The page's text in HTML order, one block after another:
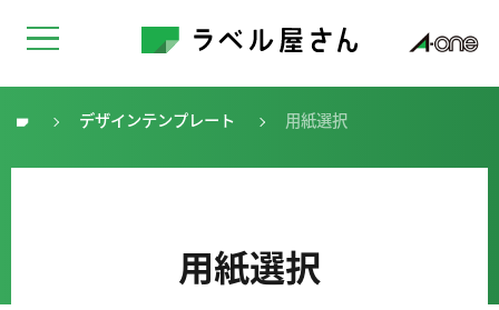
トップ デザインテンプレート 用紙選択
用紙選択